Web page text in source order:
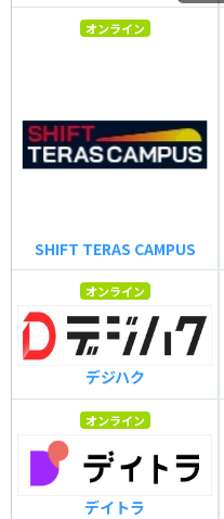
オンライン
SHIFT TERAS CAMPUS
オンライン
デジハク
オンライン
デイトラ